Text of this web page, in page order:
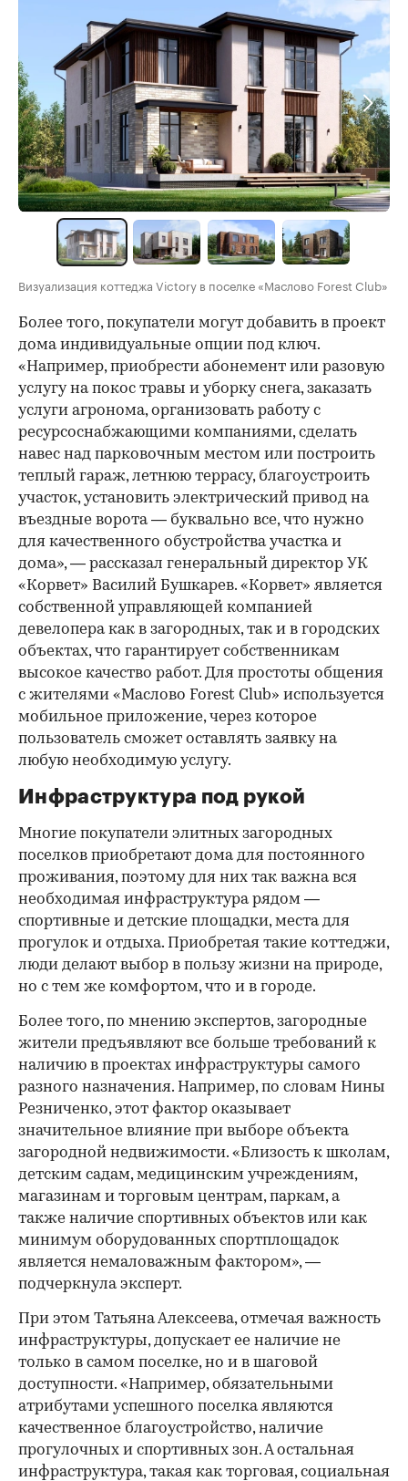
Визуализация коттеджа Victory в поселке «Маслово Forest Club»
Более того, покупатели могут добавить в проект
дома индивидуальные опции под ключ.
«Например, приобрести абонемент или разовую
услугу на покос травы и уборку снега, заказать
услуги агронома, организовать работу с
ресурсоснабжающими компаниями, сделать
навес над парковочным местом или построить
теплый гараж, летнюю террасу, благоустроить
участок, установить электрический привод на
въездные ворота — буквально все, что нужно
для качественного обустройства участка и
дома», — рассказал генеральный директор УК
«Корвет» Василий Бушкарев. «Корвет» является
собственной управляющей компанией
девелопера как в загородных, так и в городских
объектах, что гарантирует собственникам
высокое качество работ. Для простоты общения
с жителями «Маслово Forest Club» используется
мобильное приложение, через которое
пользователь сможет оставлять заявку на
любую необходимую услугу.
Инфраструктура под рукой
Многие покупатели элитных загородных
поселков приобретают дома для постоянного
проживания, поэтому для них так важна вся
необходимая инфраструктура рядом —
спортивные и детские площадки, места для
прогулок и отдыха. Приобретая такие коттеджи,
люди делают выбор в пользу жизни на природе,
но с тем же комфортом, что и в городе.
Более того, по мнению экспертов, загородные
жители предъявляют все больше требований к
наличию в проектах инфраструктуры самого
разного назначения. Например, по словам Нины
Резниченко, этот фактор оказывает
значительное влияние при выборе объекта
загородной недвижимости. «Близость к школам,
детским садам, медицинским учреждениям,
магазинам и торговым центрам, паркам, а
также наличие спортивных объектов или как
минимум оборудованных спортплощадок
является немаловажным фактором», —
подчеркнула эксперт.
При этом Татьяна Алексеева, отмечая важность
инфраструктуры, допускает ее наличие не
только в самом поселке, но и в шаговой
доступности. «Например, обязательными
атрибутами успешного поселка являются
качественное благоустройство, наличие
прогулочных и спортивных зон. А остальная
инфраструктура, такая как торговая, социальная